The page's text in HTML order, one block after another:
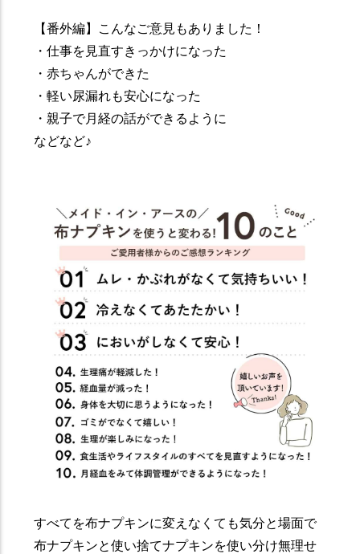
【番外編】こんなご意見もありました！
・仕事を見直すきっかけになった
・赤ちゃんができた
・軽い尿漏れも安心になった
・親子で月経の話ができるように
などなど♪
すべてを布ナプキンに変えなくても気分と場面で
布ナプキンと使い捨てナプキンを使い分け無理せ